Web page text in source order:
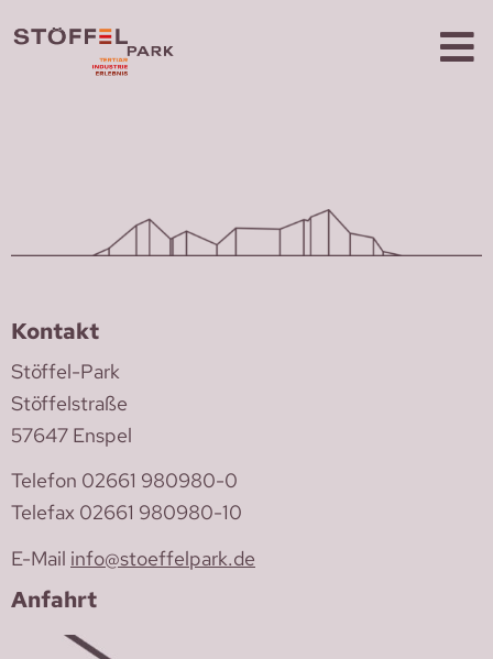
Kontakt
Stöffel-Park
Stöffelstraße
57647 Enspel
Telefon 02661 980980-0
Telefax 02661 980980-10
E-Mail info@stoeffelpark.de
Anfahrt